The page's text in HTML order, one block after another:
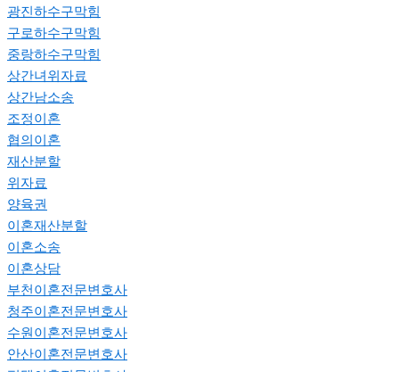
광진하수구막힘
구로하수구막힘
중랑하수구막힘
상간녀위자료
상간남소송
조정이혼
협의이혼
재산분할
위자료
양육권
이혼재산분할
이혼소송
이혼상담
부천이혼전문변호사
청주이혼전문변호사
수원이혼전문변호사
안산이혼전문변호사